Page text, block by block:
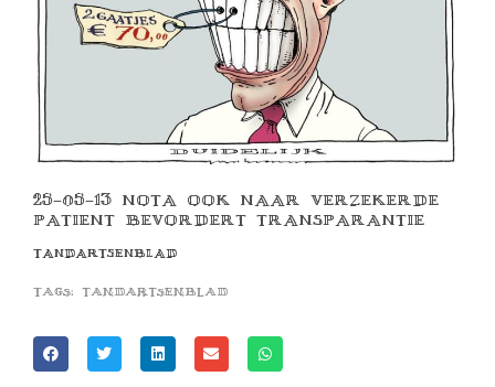
25-05-13 NOTA OOK NAAR VERZEKERDE
PATIENT BEVORDERT TRANSPARANTIE
TANDARTSENBLAD
Tags: tandartsenblad